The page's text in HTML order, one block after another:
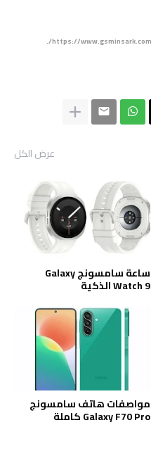
عرض الكل
ساعة سامسونج Galaxy
Watch 9 الذكية
مواصفات هاتف سامسونج
Galaxy F70 Pro كاملة